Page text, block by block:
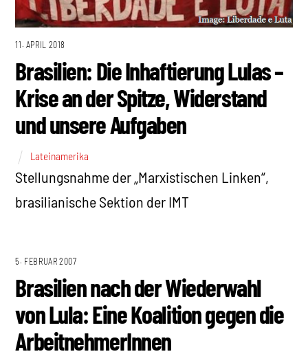
11. APRIL 2018
Brasilien: Die Inhaftierung Lulas –
Krise an der Spitze, Widerstand
und unsere Aufgaben
Lateinamerika
Stellungsnahme der „Marxistischen Linken“,
brasilianische Sektion der IMT
5. FEBRUAR 2007
Brasilien nach der Wiederwahl
von Lula: Eine Koalition gegen die
ArbeitnehmerInnen